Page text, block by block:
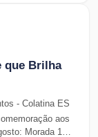
que Brilha
- Colatina ES
aos